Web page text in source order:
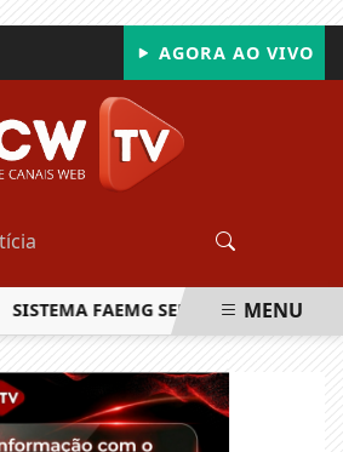
AGORA AO VIVO
SISTEMA FAEMG SENAR LANÇA O
MENU